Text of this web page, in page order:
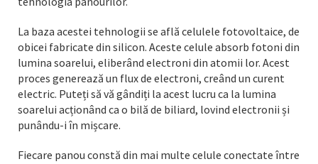
La baza acestei tehnologii se află celulele fotovoltaice, de
obicei fabricate din silicon. Aceste celule absorb fotoni din
lumina soarelui, eliberând electroni din atomii lor. Acest
proces generează un flux de electroni, creând un curent
electric. Puteți să vă gândiți la acest lucru ca la lumina
soarelui acționând ca o bilă de biliard, lovind electronii și
punându-i în mișcare.
Fiecare panou constă din mai multe celule conectate între